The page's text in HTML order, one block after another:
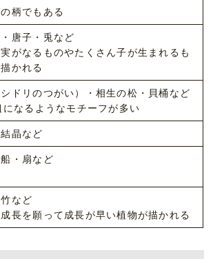
柄でもある
唐子・兎など
がなるものやたくさん子が生まれるも
かれる
ドリのつがい）・相生の松・貝桶など
なるようなモチーフが多い
晶など
・扇など
など
長を願って成長が早い植物が描かれる